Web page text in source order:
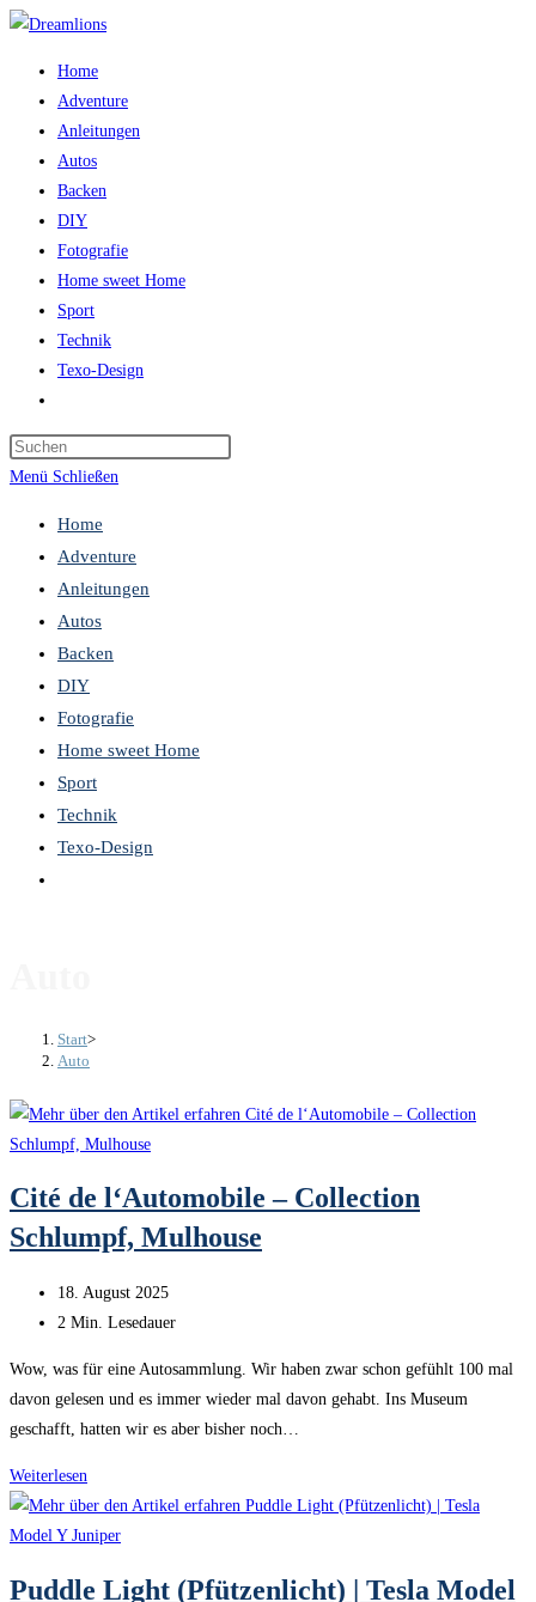
Zum
springen
Home
Adventure
Anleitungen
Autos
Backen
DIY
Fotografie
Home sweet Home
Sport
Technik
Texo-Design
umschalten
Menü Schließen
Home
Adventure
Anleitungen
Autos
Backen
DIY
Fotografie
Home sweet Home
Sport
Technik
Texo-Design
Start>
Auto
Cité de l‘Automobile – Collection
Schlumpf, Mulhouse
Beitrag
veröffentlicht:
18. August 2025
Lesedauer:
2 Min. Lesedauer
Wow, was für eine Autosammlung. Wir haben zwar schon gefühlt 100 mal
davon gelesen und es immer wieder mal davon gehabt. Ins Museum
geschafft, hatten wir es aber bisher noch…
Weiterlesen
de
l‘Automobile
Collection
Puddle Light (Pfützenlicht) | Tesla Model